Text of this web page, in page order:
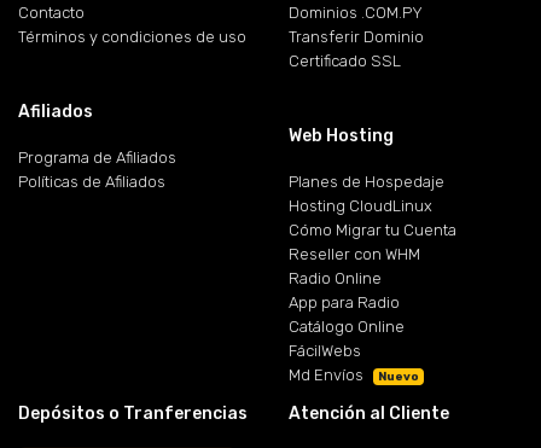
Contacto
Términos y condiciones de uso
Afiliados
Programa de Afiliados
Políticas de Afiliados
Dominios .COM.PY
Transferir Dominio
Certificado SSL
Web Hosting
Planes de Hospedaje
Hosting CloudLinux
Cómo Migrar tu Cuenta
Reseller con WHM
Radio Online
App para Radio
Catálogo Online
FácilWebs
Md Envíos
Nuevo
Depósitos o Tranferencias Atención al Cliente